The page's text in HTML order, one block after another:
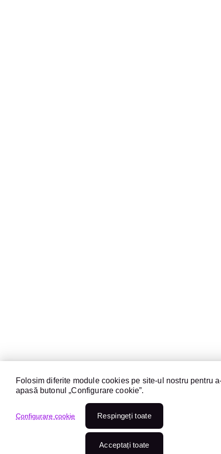
Folosim diferite module cookies pe site-ul nostru pentru
apasă butonul „Configurare cookie”.
Configurare cookie Respingeți toate
Acceptați toate